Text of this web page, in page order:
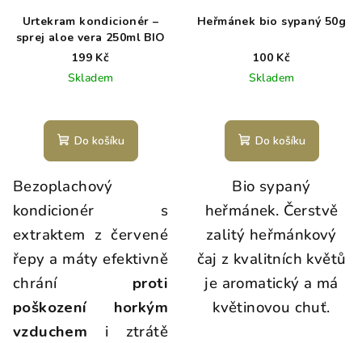
Urtekram kondicionér –
sprej aloe vera 250ml BIO
199 Kč
Skladem
Do košíku
Bezoplachový
kondicionér s
extraktem z červené
řepy a máty efektivně
chrání proti
poškození horkým
vzduchem i ztrátě
Heřmánek bio sypaný 50g
100 Kč
Skladem
Do košíku
Bio sypaný
heřmánek. Čerstvě
zalitý heřmánkový
čaj z kvalitních květů
je aromatický a má
květinovou chuť.